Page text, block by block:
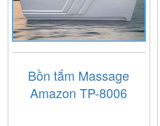
Bồn tắm Massage
Amazon TP-8006